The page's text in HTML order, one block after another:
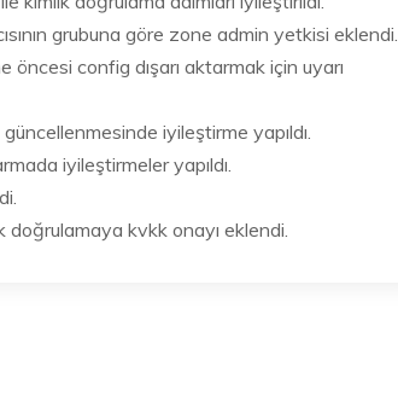
grubuna göre zone admin yetkisi eklendi.
öncesi config dışarı aktarmak için uyarı
iyileştirme yapıldı.
iyileştirmeler yapıldı.
doğrulamaya kvkk onayı eklendi.